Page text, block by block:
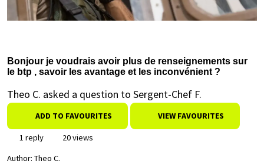
Bonjour je voudrais avoir plus de renseignements sur
le btp , savoir les avantage et les inconvénient ?
Theo C. asked a question to Sergent-Chef F.
ADD TO FAVOURITES VIEW FAVOURITES
1 reply
20 views
Author: Theo C.